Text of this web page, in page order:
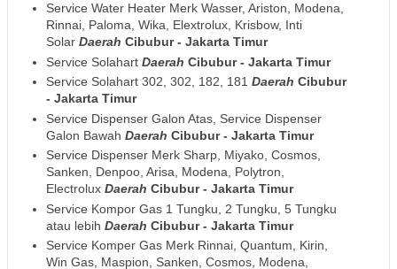
Service Water Heater Merk Wasser, Ariston, Modena,
Rinnai, Paloma, Wika, Elextrolux, Krisbow, Inti
Solar Daerah Cibubur - Jakarta Timur
Service Solahart Daerah Cibubur - Jakarta Timur
Service Solahart 302, 302, 182, 181 Daerah Cibubur
- Jakarta Timur
Service Dispenser Galon Atas, Service Dispenser
Galon Bawah Daerah Cibubur - Jakarta Timur
Service Dispenser Merk Sharp, Miyako, Cosmos,
Sanken, Denpoo, Arisa, Modena, Polytron,
Electrolux Daerah Cibubur - Jakarta Timur
Service Kompor Gas 1 Tungku, 2 Tungku, 5 Tungku
atau lebih Daerah Cibubur - Jakarta Timur
Service Komper Gas Merk Rinnai, Quantum, Kirin,
Win Gas, Maspion, Sanken, Cosmos, Modena,